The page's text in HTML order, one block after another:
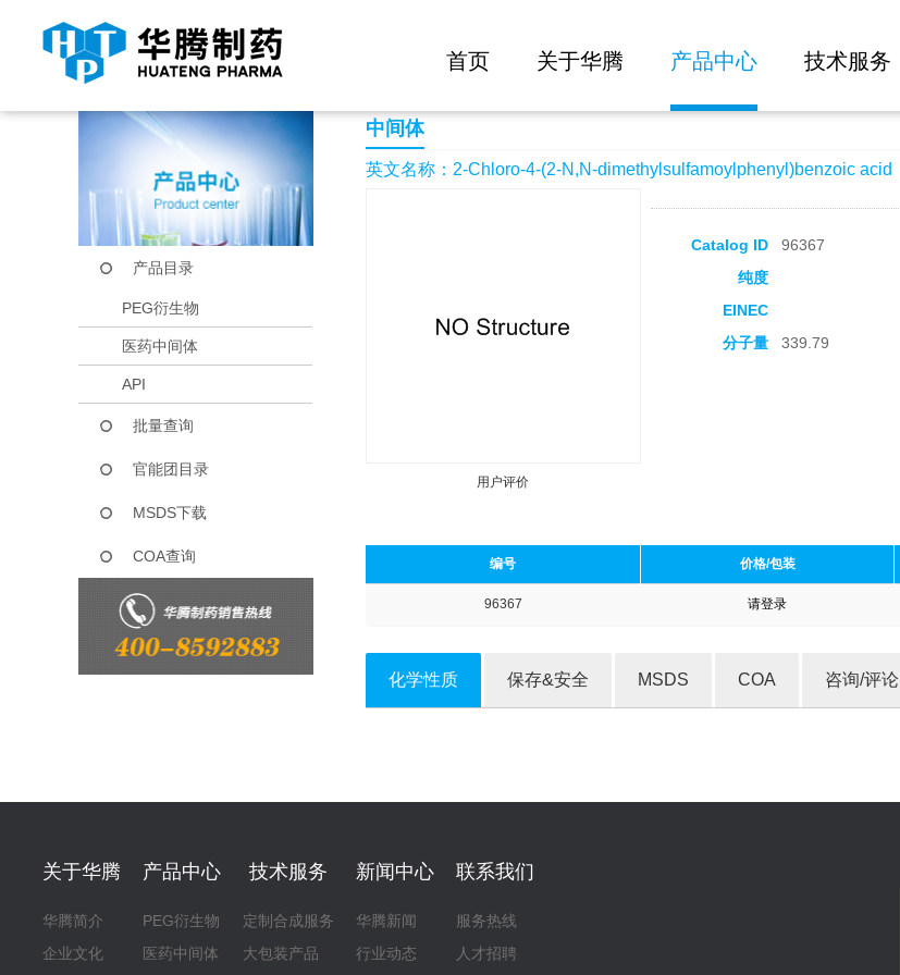
首页 关于华腾 产品中心 技术服务
当前位置： 首页 产品中心 2-Chloro-4-(2-N,N-dimethylsulfamoylphenyl)benzoic acid
产品目录
PEG衍生物
医药中间体
API
批量查询
官能团目录
MSDS下载
COA查询
中间体
英文名称：2-Chloro-4-(2-N,N-dimethylsulfamoylphenyl)benzoic acid
用户评价
Catalog ID 96367
纯度
EINEC
分子量
339.79
编号 价格/包装
96367 请登录
化学性质 保存&安全 MSDS COA 咨询/评论
关于华腾
华腾简介
企业文化
产品中心
PEG衍生物
医药中间体
技术服务
定制合成服务
大包装产品
新闻中心
华腾新闻
行业动态
联系我们
服务热线
人才招聘